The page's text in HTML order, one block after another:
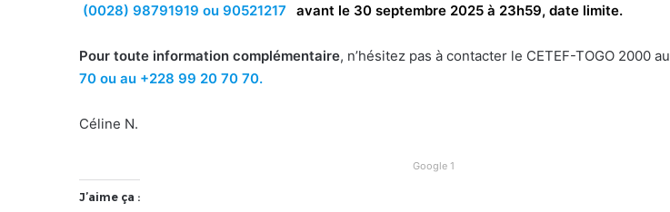
(0028) 98791919 ou 90521217
avant le 30 septembre 2025 à 23h59, date limite.
Pour toute information complémentaire, n’hésitez pas à contacter le CETEF-TOGO 2000 au
70 ou au +228 99 20 70 70.
Céline N.
Google 1
J’aime ça :